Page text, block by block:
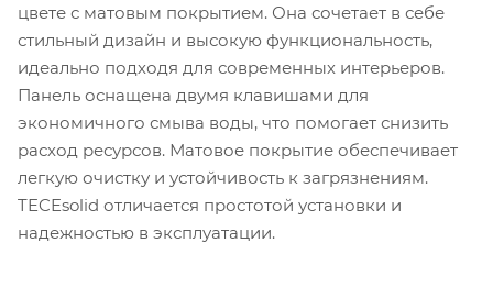
цвете с матовым покрытием. Она сочетает в себе
стильный дизайн и высокую функциональность,
идеально подходя для современных интерьеров.
Панель оснащена двумя клавишами для
экономичного смыва воды, что помогает снизить
расход ресурсов. Матовое покрытие обеспечивает
легкую очистку и устойчивость к загрязнениям.
TECEsolid отличается простотой установки и
надежностью в эксплуатации.